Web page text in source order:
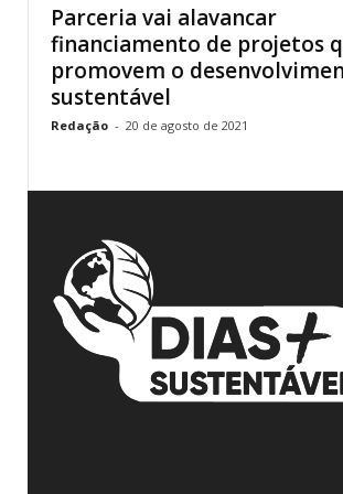
Parceria vai alavancar
financiamento de projetos
promovem o
sustentável
Redação - 20 de agosto de 2021